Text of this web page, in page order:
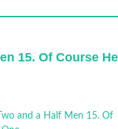
14. Don't Give a